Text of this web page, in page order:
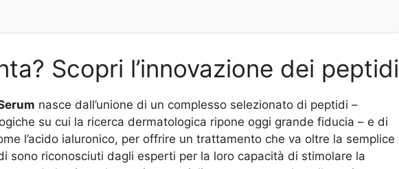
Scopri l’innovazione dei peptidi
nasce dall’unione di un complesso selezionato di peptidi –
su cui la ricerca dermatologica ripone oggi grande fiducia – e di
l’acido ialuronico, per offrire un trattamento che va oltre la semplice
sono riconosciuti dagli esperti per la loro capacità di stimolare la